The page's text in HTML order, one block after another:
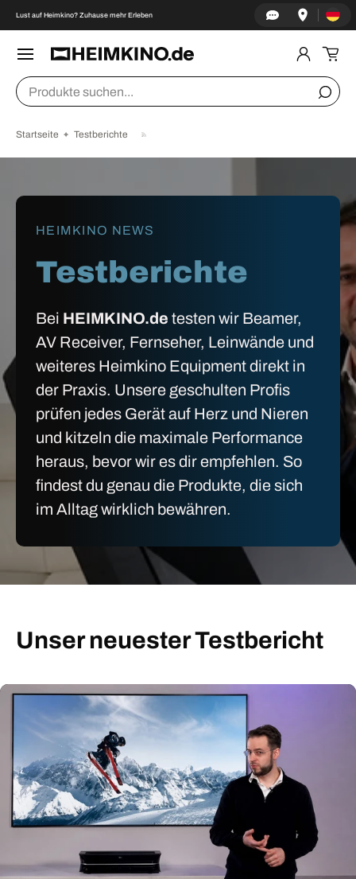
↵Zum Inhalt springen
↵Zum Menü springen
↵Fußzeile springen
↵Barrierefreiheits-Widget öffnen
DIREKT ZUM INHALT
Lust auf Heimkino? Zuhause mehr Erleben Land/
Suchen
Startseite Testberichte
HEIMKINO NEWS
Testberichte
Bei HEIMKINO.de testen wir Beamer,
AV Receiver, Fernseher, Leinwände und
weiteres Heimkino Equipment direkt in
der Praxis. Unsere geschulten Profis
prüfen jedes Gerät auf Herz und Nieren
und kitzeln die maximale Performance
heraus, bevor wir es dir empfehlen. So
findest du genau die Produkte, die sich
im Alltag wirklich bewähren.
Unser neuester Testbericht